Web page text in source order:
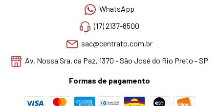
WhatsApp
(17) 2137-8500
sac@centrato.com.br
Av. Nossa Sra. da Paz, 1370 - São José do Rio Preto - SP
Formas de pagamento